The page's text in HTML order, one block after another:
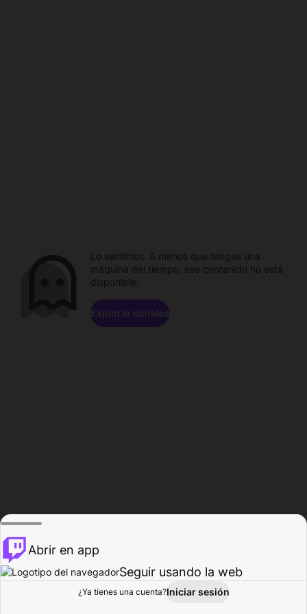
Explorar Actividad
Lo sentimos. A menos que tengas una
máquina del tiempo, ese contenido no está
disponible.
Explorar canales
Abrir en app
Seguir usando la web
¿Ya tienes una cuenta?Iniciar sesión